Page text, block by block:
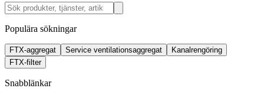
Populära sökningar
FTX-aggregat Service ventilationsaggregat
Kanalrengöring
FTX-filter
Snabblänkar